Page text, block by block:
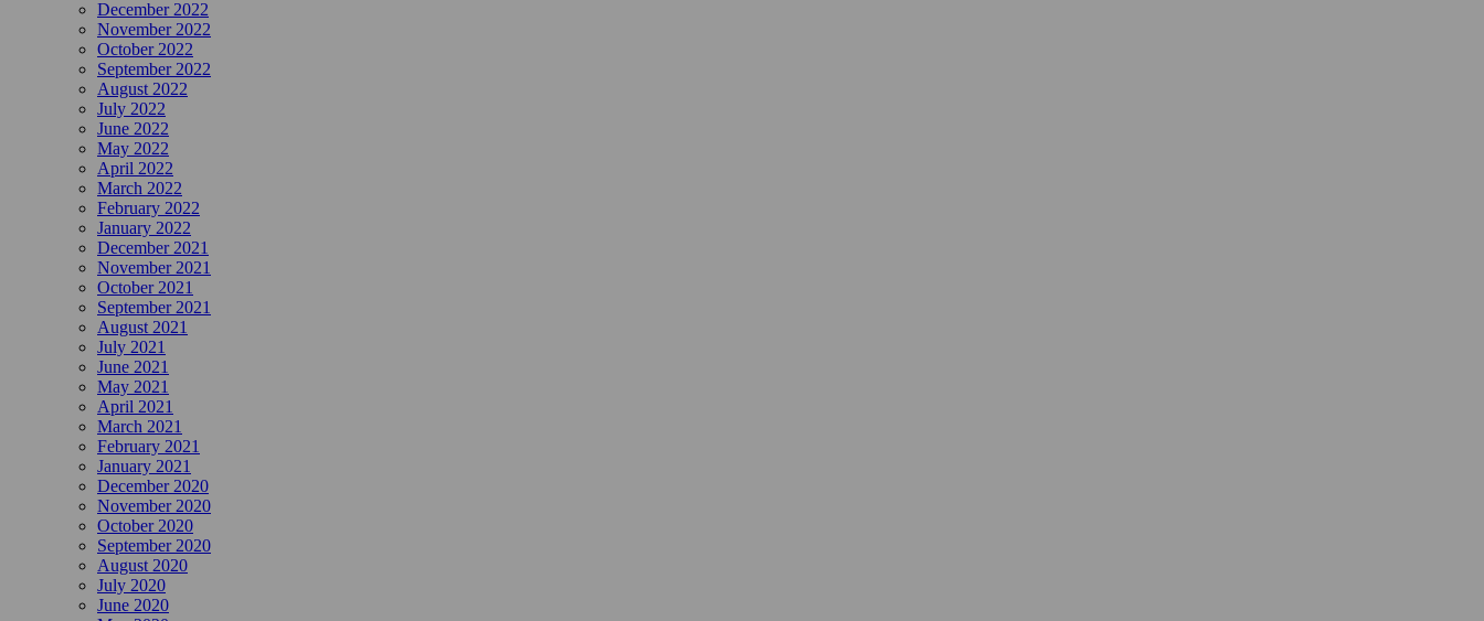
December 2022
November 2022
October 2022
September 2022
August 2022
July 2022
June 2022
May 2022
April 2022
March 2022
February 2022
January 2022
December 2021
November 2021
October 2021
September 2021
August 2021
July 2021
June 2021
May 2021
April 2021
March 2021
February 2021
January 2021
December 2020
November 2020
October 2020
September 2020
August 2020
July 2020
June 2020